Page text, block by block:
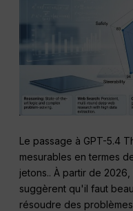
Le passage à GPT-5.4
mesurables en termes
jetons.. À partir de
suggèrent qu'il faut
résoudre des